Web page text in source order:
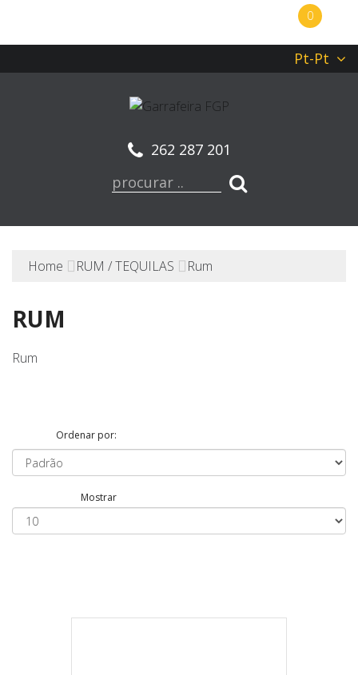
0
Pt-Pt
262 287 201
Home RUM / TEQUILAS Rum
RUM
Rum
Ordenar por:
Mostrar